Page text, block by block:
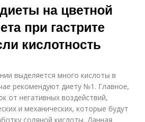
на цветной
при гастрите
кислотность
выделяется много кислоты в
рекомендуют диету №1. Главное,
от негативных воздействий,
и механических, которые будут
соляной кислоты. Данная